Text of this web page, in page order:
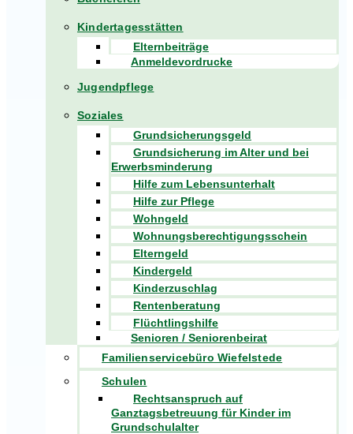
Kindertagesstätten
Elternbeiträge
Anmeldevordrucke
Jugendpflege
Soziales
Grundsicherungsgeld
Grundsicherung im Alter und bei
Erwerbsminderung
Hilfe zum Lebensunterhalt
Hilfe zur Pflege
Wohngeld
Wohnungsberechtigungsschein
Elterngeld
Kindergeld
Kinderzuschlag
Rentenberatung
Flüchtlingshilfe
Senioren / Seniorenbeirat
Familienservicebüro Wiefelstede
Schulen
Rechtsanspruch auf
Ganztagsbetreuung für Kinder im
Grundschulalter